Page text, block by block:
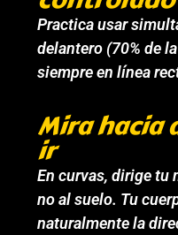
Practica usar
delantero (70% de
siempre en línea
Mira hacia
ir
En curvas, dirige tu
no al suelo. Tu
naturalmente la